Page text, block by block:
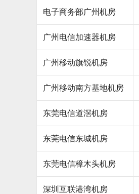
电子商务部广州机房
广州电信加速器机房
广州移动旗锐机房
广州移动南方基地机房
东莞电信道滘机房
东莞电信东城机房
东莞电信樟木头机房
深圳互联港湾机房